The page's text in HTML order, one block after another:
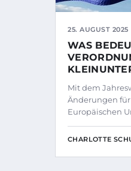
25. AUGUST 2025
WAS
Mit dem
Änderungen
Europäischen
CHARLOTTE